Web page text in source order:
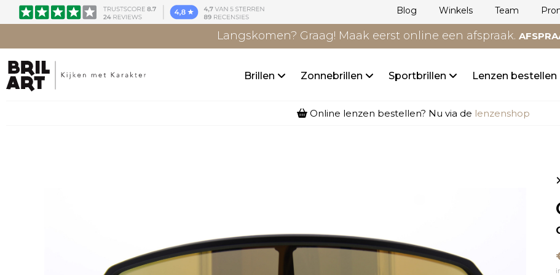
Blog Winkels Team
Langskomen? Graag! Maak eerst online een afspraak.
Brillen Zonnebrillen Sportbrillen Lenzen bestellen
Online lenzen bestellen? Nu via de lenzenshop